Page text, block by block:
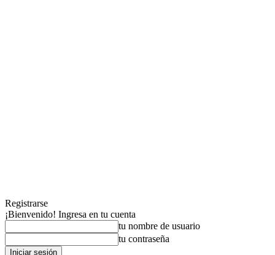
Registrarse
¡Bienvenido! Ingresa en tu cuenta
tu nombre de usuario
tu contraseña